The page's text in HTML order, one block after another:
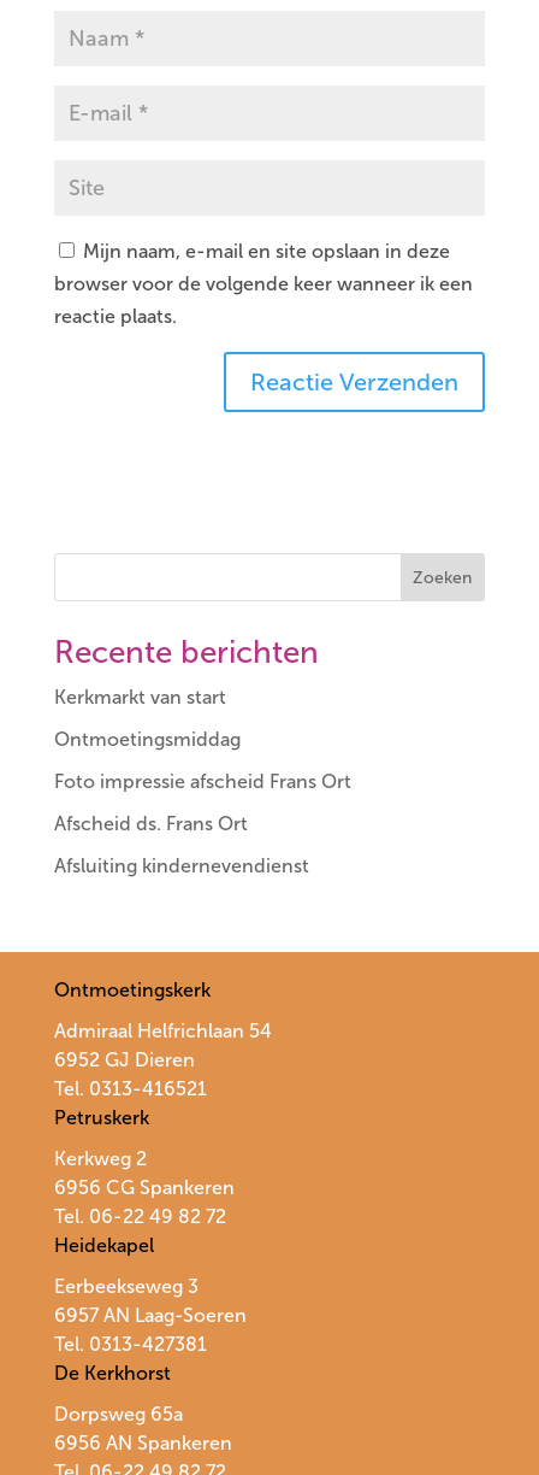
Mijn naam, e-mail en site opslaan in deze
browser voor de volgende keer wanneer ik een
reactie plaats.
Zoeken
Recente berichten
Kerkmarkt van start
Ontmoetingsmiddag
Foto impressie afscheid Frans Ort
Afscheid ds. Frans Ort
Afsluiting kindernevendienst
Ontmoetingskerk
Admiraal Helfrichlaan 54
6952 GJ Dieren
Tel. 0313-416521
Petruskerk
Kerkweg 2
6956 CG Spankeren
Tel. 06-22 49 82 72
Heidekapel
Eerbeekseweg 3
6957 AN Laag-Soeren
Tel. 0313-427381
De Kerkhorst
Dorpsweg 65a
6956 AN Spankeren